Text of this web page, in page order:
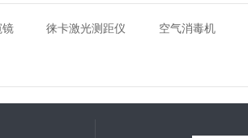
镜 徕卡激光测距仪 空气消毒机